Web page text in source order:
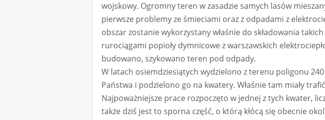
wojskowy. Ogromny teren w zasadzie samych lasów
pierwsze problemy ze śmieciami oraz z odpadami z
obszar zostanie wykorzystany właśnie do składowania
rurociągami popioły dymnicowe z warszawskich
budowano, szykowano teren pod odpady.
W latach osiemdziesiątych wydzielono z terenu poligonu
Państwa i podzielono go na kwatery. Właśnie tam miały
Najpoważniejsze prace rozpoczęto w jednej z tych kwater,
także dziś jest to sporna część, o którą kłócą się obecnie